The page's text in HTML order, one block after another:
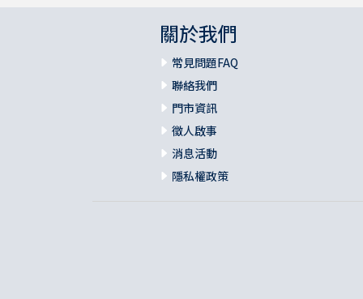
關於我們
常見問題FAQ
聯絡我們
門市資訊
徵人啟事
消息活動
隱私權政策